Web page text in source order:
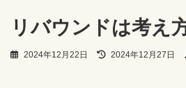
リバウンドは考え
2024年12月22日
最
2024年12月27日